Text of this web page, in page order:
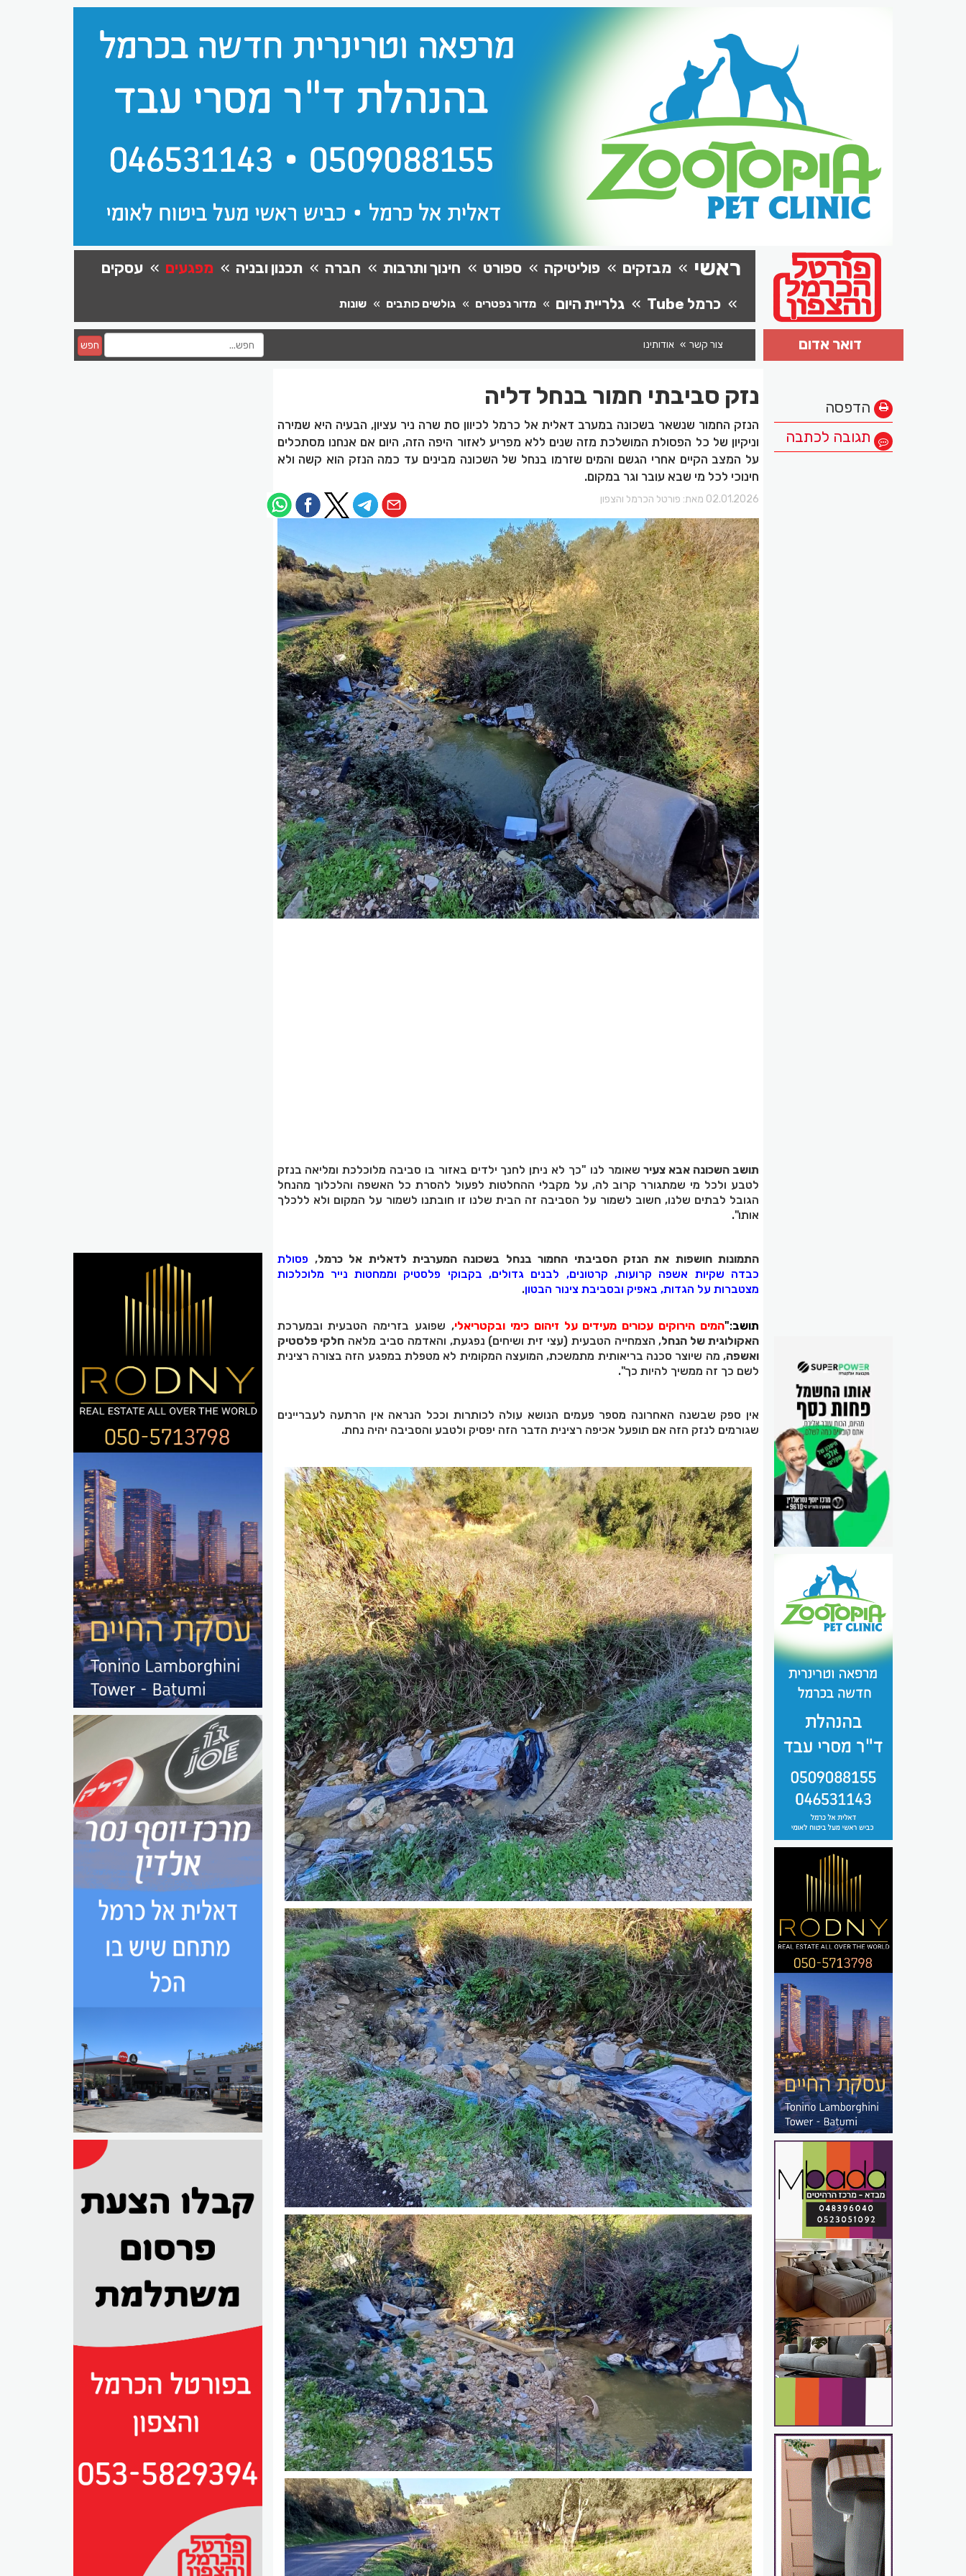
ראשי מבזקים פוליטיקה ספורט חינוך ותרבות חברה תכנון ובניה מפגעים
עסקים
כרמל Tube
גלריית היום מדור נפטרים גולשים כותבים שונות
צור קשר אודותינו חפש דואר אדום
הדפסה
תגובה לכתבה
נזק סביבתי חמור בנחל דליה
הנזק החמור שנשאר בשכונה במערב דאלית אל כרמל לכיוון סת שרה ניר עציון, הבעיה היא שמירה
וניקיון של כל הפסולת המושלכת מזה שנים ללא מפריע לאזור היפה הזה, היום אם אנחנו מסתכלים
על המצב הקיים אחרי הגשם והמים שזרמו בנחל של השכונה מבינים עד כמה הנזק הוא קשה ולא
חינוכי לכל מי שבא עובר וגר במקום.
02.01.2026 מאת: פורטל הכרמל והצפון
תושב השכונה אבא צעירשאומר לנו "כך לא ניתן לחנך ילדים באזור בו סביבה מלוכלכת ומליאה בנזק
לטבע ולכל מי שמתגורר קרוב לה, על מקבלי ההחלטות לפעול להסרת כל האשפה והלכלוך מהנחל
הגובל לבתים שלנו, חשוב לשמור על הסביבה זה הבית שלנו זו חובתנו לשמור על המקום ולא ללכלך
אותו".
התמונות חושפות את הנזק הסביבתי החמור בנחל בשכונה המערבית לדאלית אל כרמל, פסולת
כבדה שקיות אשפה קרועות, קרטונים, לבנים גדולים, בקבוקי פלסטיק וממחטות נייר מלוכלכות
מצטברות על הגדות, באפיק ובסביבת צינור הבטון.
תושב:"המים הירוקים עכורים מעידים על זיהום כימי ובקטריאלי, שפוגע בזרימה הטבעית ובמערכת
האקולוגית של הנחל, הצמחייה הטבעית (עצי זית ושיחים) נפגעת, והאדמה סביב מלאה חלקי פלסטיק
ואשפה, מה שיוצר סכנה בריאותית מתמשכת, המועצה המקומית לא מטפלת במפגע הזה בצורה רצינית
לשם כך זה ממשיך להיות כך".
אין ספק שבשנה האחרונה מספר פעמים הנושא עולה לכותרות וככל הנראה אין הרתעה לעבריינים
שגורמים לנזק הזה אם תופעל אכיפה רצינית הדבר הזה יפסיק ולטבע והסביבה יהיה נחת.